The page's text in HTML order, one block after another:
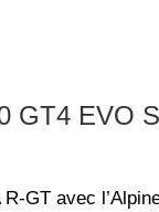
GT4 EVO
GT avec